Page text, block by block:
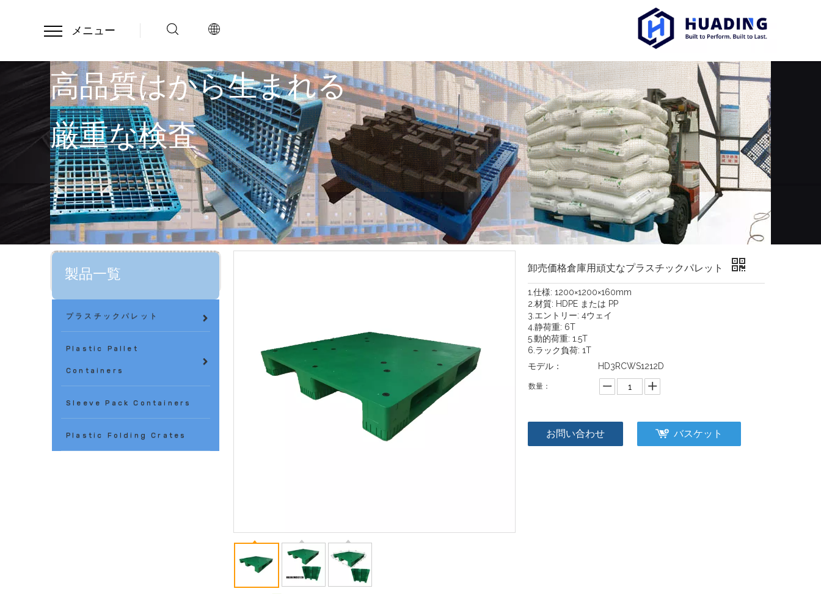
メニュー
高品質はから生まれる
厳重な検査
製品一覧
プラスチックパレット
Plastic Pallet
Containers
Sleeve Pack Containers
Plastic Folding Crates
卸売価格倉庫用頑丈なプラスチックパレット
1.仕様: 1200×1200×160mm
2.材質: HDPE または PP
3.エントリー: 4ウェイ
4.静荷重: 6T
5.動的荷重: 1.5T
6.ラック負荷: 1T
モデル：
HD3RCWS1212D
数量：
お問い合わせ バスケット